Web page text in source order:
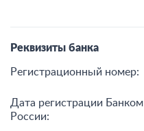
Реквизиты банка
Регистрационный номер:
Дата регистрации Банком
России: